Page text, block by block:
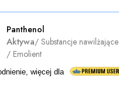
Panthenol
Aktywa/ Substancje nawilżające
/ Emolient
więcej dla